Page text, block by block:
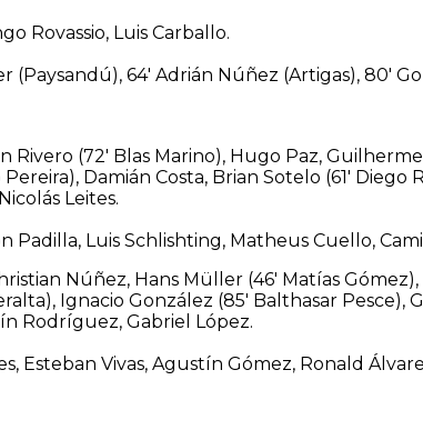
Rovassio, Luis Carballo.
(Paysandú), 64′ Adrián Núñez (Artigas), 80′
Rivero (72′ Blas Marino), Hugo Paz,
Damián Costa, Brian Sotelo (61′
Leites.
Padilla, Luis Schlishting, Matheus Cuello,
Núñez, Hans Müller (46′ Matías
Ignacio González (85′ Balthasar Pesce),
Rodríguez, Gabriel López.
Esteban Vivas, Agustín Gómez, Ronald